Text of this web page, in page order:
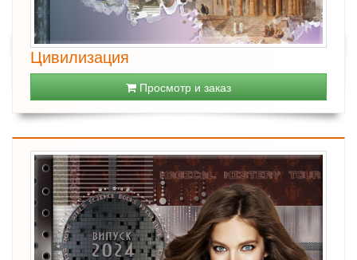
Цивилизация
Просмотр и заказ